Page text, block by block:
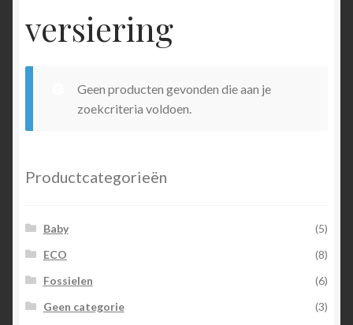
Mijn account
Winkelmand
versiering
Geen producten gevonden die aan je
zoekcriteria voldoen.
Productcategorieën
Baby
(5)
ECO
(8)
Fossielen
(6)
Geen categorie
(3)